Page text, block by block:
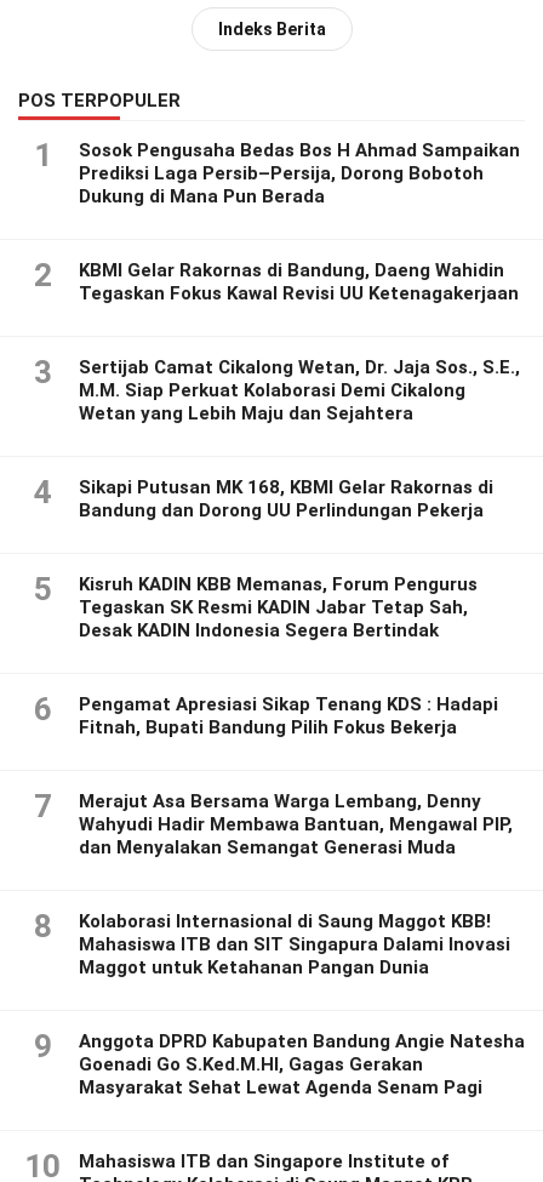
Indeks Berita
POS TERPOPULER
1
Sosok Pengusaha Bedas Bos H Ahmad Sampaikan
Prediksi Laga Persib–Persija, Dorong Bobotoh
Dukung di Mana Pun Berada
2
KBMI Gelar Rakornas di Bandung, Daeng Wahidin
Tegaskan Fokus Kawal Revisi UU Ketenagakerjaan
3
Sertijab Camat Cikalong Wetan, Dr. Jaja Sos., S.E.,
M.M. Siap Perkuat Kolaborasi Demi Cikalong
Wetan yang Lebih Maju dan Sejahtera
4
Sikapi Putusan MK 168, KBMI Gelar Rakornas di
Bandung dan Dorong UU Perlindungan Pekerja
5
Kisruh KADIN KBB Memanas, Forum Pengurus
Tegaskan SK Resmi KADIN Jabar Tetap Sah,
Desak KADIN Indonesia Segera Bertindak
6
Pengamat Apresiasi Sikap Tenang KDS : Hadapi
Fitnah, Bupati Bandung Pilih Fokus Bekerja
7
Merajut Asa Bersama Warga Lembang, Denny
Wahyudi Hadir Membawa Bantuan, Mengawal PIP,
dan Menyalakan Semangat Generasi Muda
8
Kolaborasi Internasional di Saung Maggot KBB!
Mahasiswa ITB dan SIT Singapura Dalami Inovasi
Maggot untuk Ketahanan Pangan Dunia
9
Anggota DPRD Kabupaten Bandung Angie Natesha
Goenadi Go S.Ked.M.HI, Gagas Gerakan
Masyarakat Sehat Lewat Agenda Senam Pagi
10
Mahasiswa ITB dan Singapore Institute of